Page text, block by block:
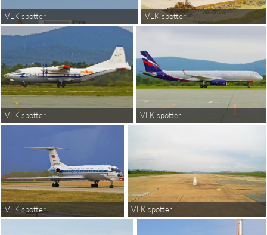
VLK spotter VLK spotter
VLK spotter VLK spotter
VLK spotter VLK spotter